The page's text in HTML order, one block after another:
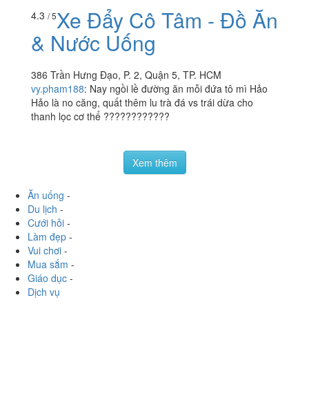
Milo đá bào 30k được có chút xíu, không đáng
tiền
Xe Đẩy Cô Tâm - Đồ Ăn
& Nước Uống
386 Trần Hưng Đạo, P. 2, Quận 5, TP. HCM
vy.pham188
Hảo là no căng, quất thêm lu trà đá vs trái dừa cho
thanh lọc cơ thể ????????????